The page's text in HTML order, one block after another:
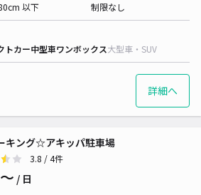
以下
制限なし
トカー中型車ワンボックス大型車・SUV
詳細へ
キング☆アキッパ駐車場
3.8 / 4件
/ 日